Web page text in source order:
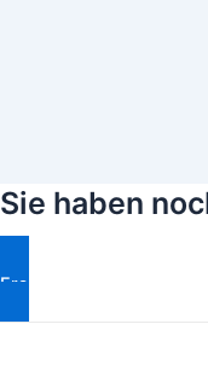
Sie haben
Fragen Stellen